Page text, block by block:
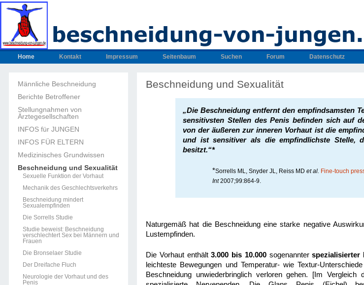
Home Kontakt Impressum Seitenbaum Suchen Forum Datenschutz
Männliche Beschneidung
Berichte Betroffener
Stellungnahmen von
Ärztegesellschaften
INFOS für JUNGEN
INFOS FÜR ELTERN
Medizinisches Grundwissen
Beschneidung und Sexualität
Sexuelle Funktion der Vorhaut
Mechanik des Geschlechtsverkehrs
Beschneidung mindert
Sexualempfinden
Die Sorrells Studie
Studie beweist: Beschneidung
verschlechtert Sex bei Männern und
Frauen
Die Bronselaer Studie
Der Dreifache Fluch
Neurologie der Vorhaut und des
Penis
Beschneidung und Sexualität
„Die Beschneidung entfernt den empfindsamsten
sensitivsten Stellen des Penis befinden sich auf
von der äußeren zur inneren Vorhaut ist die
und ist sensitiver als die empfindlichste Stelle,
besitzt.“*
*Sorrells ML, Snyder JL, Reiss MDet al. Fine-touch
Int2007;99:864-9.
Naturgemäß hat die Beschneidung eine starke negative
Lustempfinden.
Die Vorhaut enthält3.000 bis 10.000sogenannterspezialisierter
leichteste Bewegungen und Temperatur- wie Textur-
Beschneidung unwiederbringlich verloren gehen. [Im